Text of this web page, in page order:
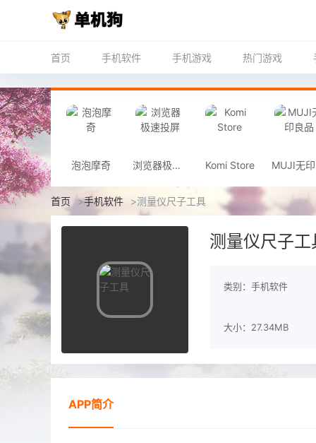
首页 手机软件 手机游戏 热门游戏
泡泡摩奇 浏览器极速投屏 Komi Store
首页 >手机软件 >测量仪尺子工具
测量仪尺子工
类别：手机软件
大小：27.34MB
APP简介